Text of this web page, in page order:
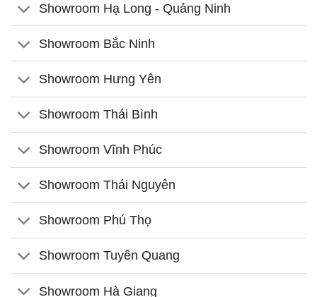
Showroom Hạ Long - Quảng Ninh
Showroom Bắc Ninh
Showroom Hưng Yên
Showroom Thái Bình
Showroom Vĩnh Phúc
Showroom Thái Nguyên
Showroom Phú Thọ
Showroom Tuyên Quang
Showroom Hà Giang